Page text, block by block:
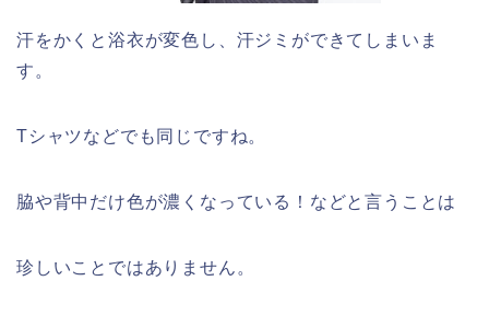
汗をかくと浴衣が変色し、汗ジミができてしまいま
す。
Tシャツなどでも同じですね。
脇や背中だけ色が濃くなっている！などと言うことは
珍しいことではありません。